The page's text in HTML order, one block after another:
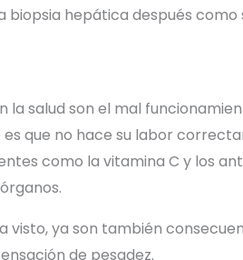
hepática después
la salud son el mal
que no hace su labor
como la vitamina C y los
visto, ya son también
de pesadez.